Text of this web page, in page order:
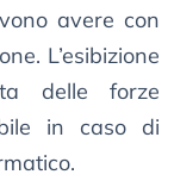
avere con
L’esibizione
delle forze
in caso di